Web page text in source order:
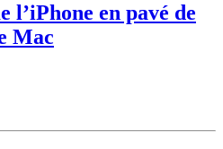
en pavé de
Mac